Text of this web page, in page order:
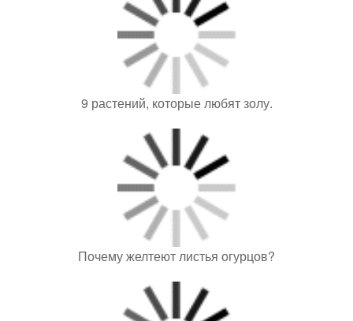
9 растений, которые любят золу.
Почему желтеют листья огурцов?